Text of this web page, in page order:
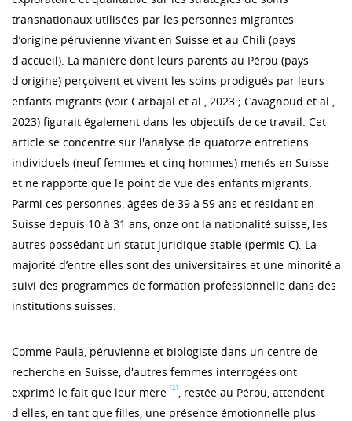
transnationaux utilisées par les personnes migrantes
d’origine péruvienne vivant en Suisse et au Chili (pays
d'accueil). La manière dont leurs parents au Pérou (pays
d'origine) perçoivent et vivent les soins prodigués par leurs
enfants migrants (voir Carbajal et al., 2023 ; Cavagnoud et al.,
2023) figurait également dans les objectifs de ce travail. Cet
article se concentre sur l'analyse de quatorze entretiens
individuels (neuf femmes et cinq hommes) menés en Suisse
et ne rapporte que le point de vue des enfants migrants.
Parmi ces personnes, âgées de 39 à 59 ans et résidant en
Suisse depuis 10 à 31 ans, onze ont la nationalité suisse, les
autres possédant un statut juridique stable (permis C). La
majorité d’entre elles sont des universitaires et une minorité a
suivi des programmes de formation professionnelle dans des
institutions suisses.
Comme Paula, péruvienne et biologiste dans un centre de
recherche en Suisse, d'autres femmes interrogées ont
exprimé le fait que leur mère [2] , restée au Pérou, attendent
d'elles, en tant que filles, une présence émotionnelle plus